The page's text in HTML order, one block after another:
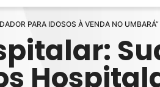
PARA IDOSOS À VENDA NO UMBARÁ”